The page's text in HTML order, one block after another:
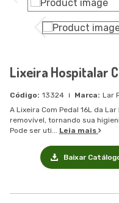
Lixeira Hospitalar
13324
Lar
A Lixeira Com Pedal 16L da
removível, tornando sua
Pode ser uti... Leia mais
Baixar